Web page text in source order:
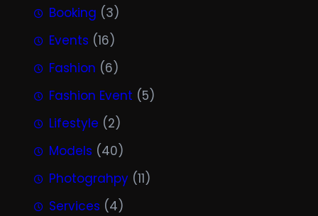
Booking (3)
Events (16)
Fashion (6)
Fashion Event (5)
Lifestyle (2)
Models (40)
Photograhpy (11)
Services (4)